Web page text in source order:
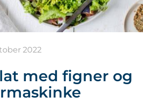
2022
med figner og